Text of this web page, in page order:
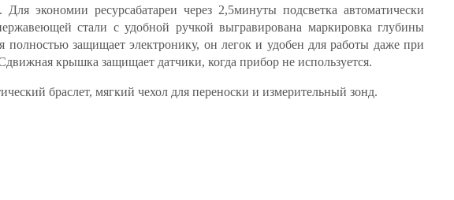
экономии ресурсабатареи через 2,5минуты подсветка автоматически
стали с удобной ручкой выгравирована маркировка глубины
защищает электронику, он легок и удобен для работы даже при
крышка защищает датчики, когда прибор не используется.
браслет, мягкий чехол для переноски и измерительный зонд.